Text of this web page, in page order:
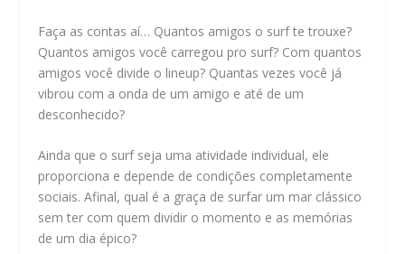
Faça as contas aí… Quantos amigos o surf te trouxe?
Quantos amigos você carregou pro surf? Com quantos
amigos você divide o lineup? Quantas vezes você já
vibrou com a onda de um amigo e até de um
desconhecido?
Ainda que o surf seja uma atividade individual, ele
proporciona e depende de condições completamente
sociais. Afinal, qual é a graça de surfar um mar clássico
sem ter com quem dividir o momento e as memórias
de um dia épico?